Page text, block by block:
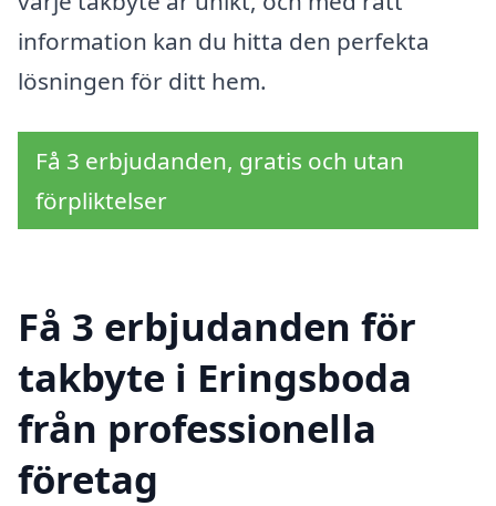
information kan du hitta den perfekta
lösningen för ditt hem.
Få 3 erbjudanden, gratis och utan
förpliktelser
Få 3 erbjudanden för
takbyte i Eringsboda
från professionella
företag